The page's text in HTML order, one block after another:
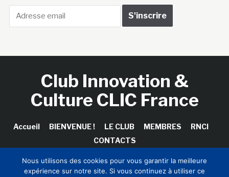
Club Innovation &
Culture CLIC France
Accueil BIENVENUE ! LE CLUB MEMBRES
RNCI
CONTACTS
Nous utilisons des cookies pour vous garantir la meilleure
expérience sur notre site. Si vous continuez à utiliser ce